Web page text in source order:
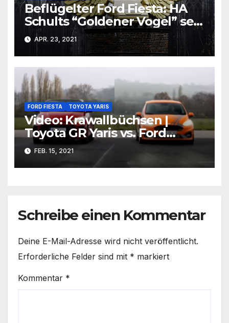
Beflügelter Ford Fiesta: HA
Schults “Goldener Vogel” seit
30 Jahren Kölner
Wahrzeichen
APR. 23, 2021
FORD FIESTA TOYOTA YARIS
Video: Krawallbüchsen |
Toyota GR Yaris vs. Ford
Fiesta ST Wolf Racing I GRIP
FEB. 15, 2021
Schreibe einen Kommentar
Deine E-Mail-Adresse wird nicht veröffentlicht.
Erforderliche Felder sind mit * markiert
Kommentar *